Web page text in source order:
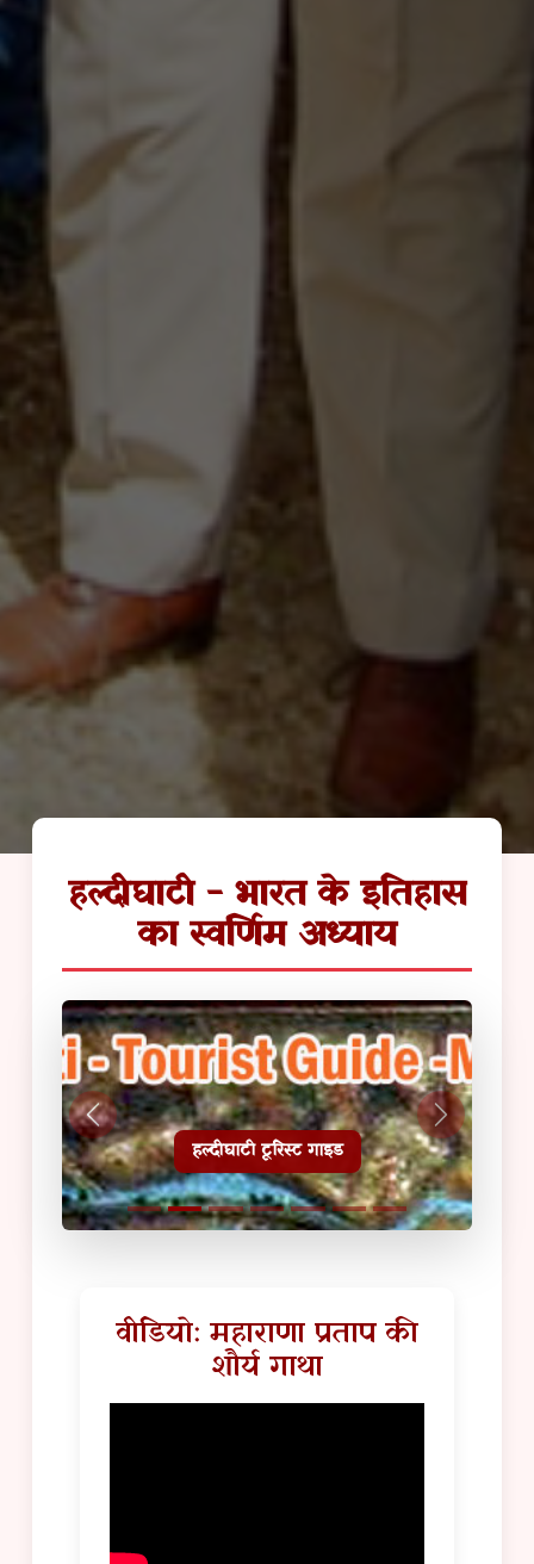
हल्दीघाटी - भारत के इतिहास
का स्वर्णिम अध्याय
हल्दीघाटी टूरिस्ट गाइड
वीडियो: महाराणा प्रताप की
शौर्य गाथा